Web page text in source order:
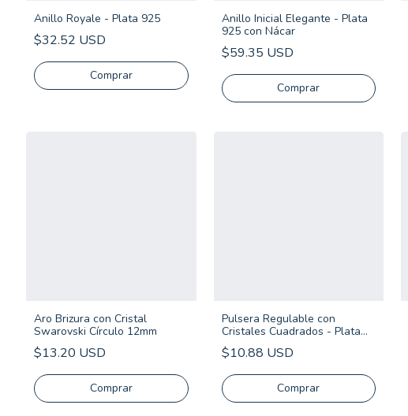
Anillo Royale - Plata 925
$32.52 USD
Comprar
Anillo Inicial Elegante - Plata
925 con Nácar
$59.35 USD
Comprar
Aro Brizura con Cristal
Swarovski Círculo 12mm
$13.20 USD
Pulsera Regulable con
Cristales Cuadrados - Plata
925
$10.88 USD
Comprar